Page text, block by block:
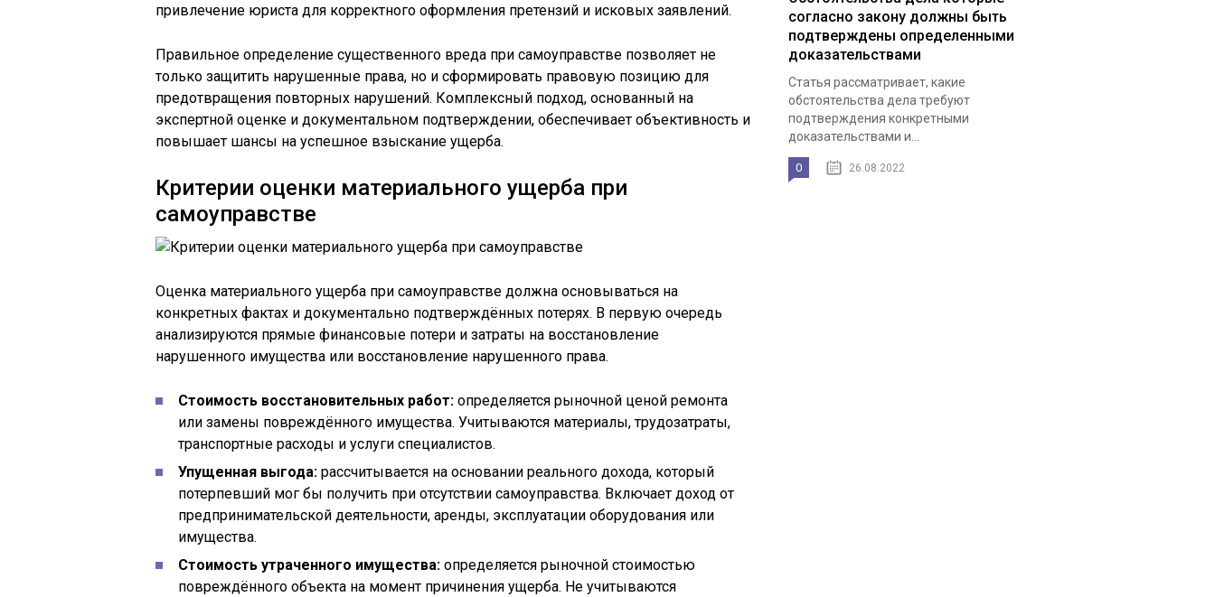
привлечение юриста для корректного оформления претензий и исковых заявлений.
Правильное определение существенного вреда при самоуправстве позволяет не
только защитить нарушенные права, но и сформировать правовую позицию для
предотвращения повторных нарушений. Комплексный подход, основанный на
экспертной оценке и документальном подтверждении, обеспечивает объективность и
повышает шансы на успешное взыскание ущерба.
Критерии оценки материального ущерба при
самоуправстве
Оценка материального ущерба при самоуправстве должна основываться на
конкретных фактах и документально подтверждённых потерях. В первую очередь
анализируются прямые финансовые потери и затраты на восстановление
нарушенного имущества или восстановление нарушенного права.
Стоимость восстановительных работ: определяется рыночной ценой ремонта
или замены повреждённого имущества. Учитываются материалы, трудозатраты,
транспортные расходы и услуги специалистов.
Упущенная выгода: рассчитывается на основании реального дохода, который
потерпевший мог бы получить при отсутствии самоуправства. Включает доход от
предпринимательской деятельности, аренды, эксплуатации оборудования или
имущества.
Стоимость утраченного имущества: определяется рыночной стоимостью
повреждённого объекта на момент причинения ущерба. Не учитываются
согласно закону должны быть
подтверждены определенными
доказательствами
Статья рассматривает, какие
обстоятельства дела требуют
подтверждения конкретными
доказательствами и...
0 26.08.2022